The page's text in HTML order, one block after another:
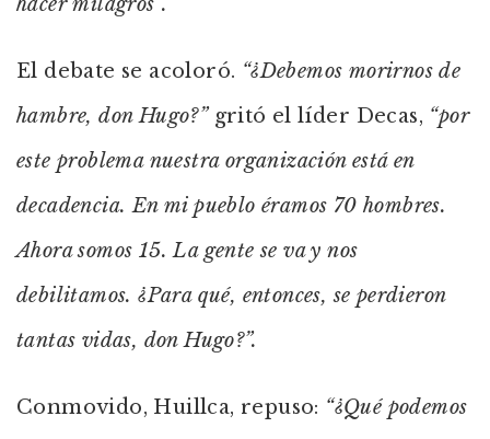
El debate se acoloró. “¿Debemos morirnos de
hambre, don Hugo?”gritó el líder Decas, “por
este problema nuestra organización está en
decadencia. En mi pueblo éramos 70 hombres.
Ahora somos 15. La gente se va y nos
debilitamos. ¿Para qué, entonces, se perdieron
tantas vidas, don Hugo?”.
Conmovido, Huillca, repuso: “¿Qué podemos